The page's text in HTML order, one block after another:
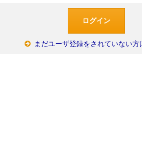
まだユーザ登録をされていない方